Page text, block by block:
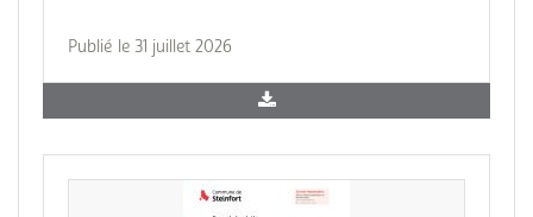
Publié le 31 juillet 2026